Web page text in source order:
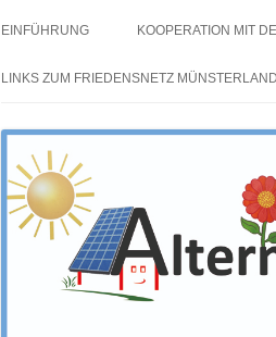
EINFÜHRUNG KOOPERATION MIT
LINKS ZUM FRIEDENSNETZ MÜNSTERLAND